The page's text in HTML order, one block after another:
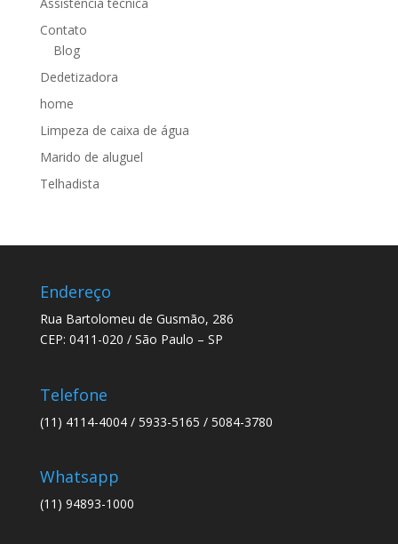
Assistência técnica
Contato
Blog
Dedetizadora
home
Limpeza de caixa de água
Marido de aluguel
Telhadista
Endereço
Rua Bartolomeu de Gusmão, 286
CEP: 0411-020 / São Paulo – SP
Telefone
(11) 4114-4004 / 5933-5165 / 5084-3780
Whatsapp
(11) 94893-1000